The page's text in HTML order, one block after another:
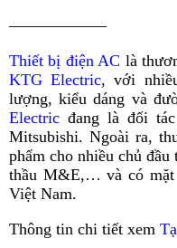
——————
Thiết bị điện AC là
KTG Electric, với
lượng, kiểu dáng và
Electric đang là đối
Mitsubishi. Ngoài ra,
phẩm cho nhiều chủ
thầu M&E,… và có mặt
Việt Nam.
Thông tin chi tiết xem